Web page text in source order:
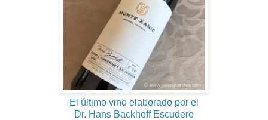
El último vino elaborado por el
Dr. Hans Backhoff Escudero